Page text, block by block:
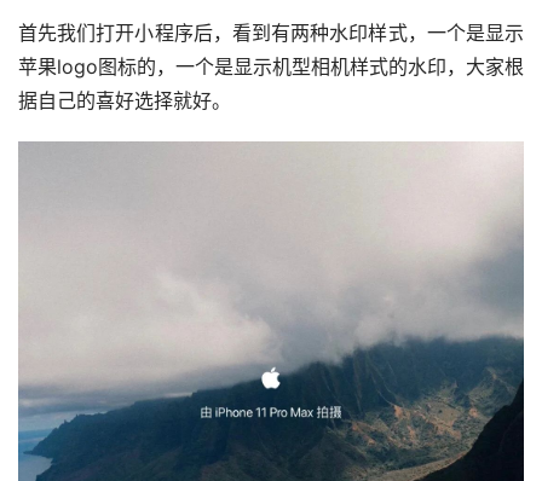
首先我们打开小程序后，看到有两种水印样式，一个是显示
苹果logo图标的，一个是显示机型相机样式的水印，大家根
据自己的喜好选择就好。